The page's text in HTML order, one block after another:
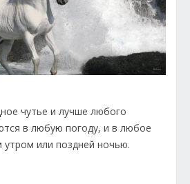
чутье и лучше любого
в любую погоду, и в любое
утром или поздней ночью.